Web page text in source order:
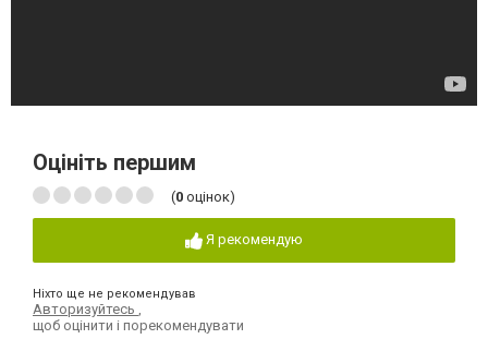
Оцініть першим
(0 оцінок)
Я рекомендую
Ніхто ще не рекомендував
Авторизуйтесь
щоб оцінити і порекомендувати